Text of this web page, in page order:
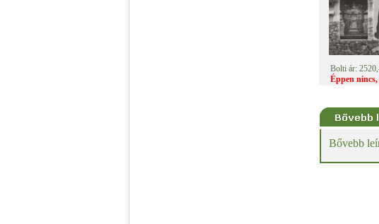
Bolti ár:
Éppen nincs,
Bővebb